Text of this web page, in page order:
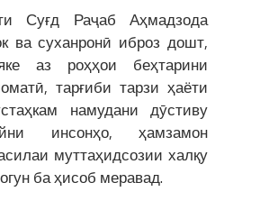
Суғд Раҷаб Аҳмадзода
ва суханронӣ иброз дошт,
аз роҳҳои беҳтарини
тарғиби тарзи ҳаёти
намудани дӯстиву
инсонҳо, ҳамзамон
муттаҳидсозии халқу
ба ҳисоб меравад.